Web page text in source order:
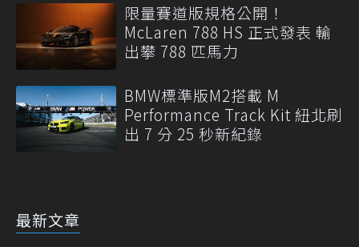
限量賽道版規格公開！
McLaren 788 HS 正式發表 輸
出攀 788 匹馬力
BMW標準版M2搭載 M
Performance Track Kit 紐北刷
出 7 分 25 秒新紀錄
最新文章